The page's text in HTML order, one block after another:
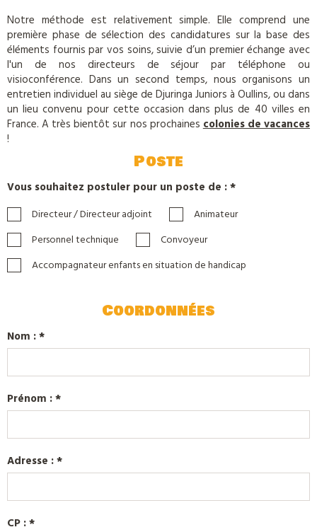
Notre méthode est relativement simple. Elle comprend une
première phase de sélection des candidatures sur la base des
éléments fournis par vos soins, suivie d’un premier échange avec
l'un de nos directeurs de séjour par téléphone ou
visioconférence. Dans un second temps, nous organisons un
entretien individuel au siège de Djuringa Juniors à Oullins, ou dans
un lieu convenu pour cette occasion dans plus de 40 villes en
France. A très bientôt sur nos prochainescolonies de vacances
!
Poste
Vous souhaitez postuler pour un poste de : *
Directeur / Directeur adjoint
Animateur
Personnel technique
Convoyeur
Accompagnateur enfants en situation de handicap
Coordonnées
Nom : *
Prénom : *
Adresse : *
CP : *